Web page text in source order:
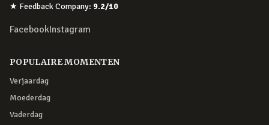
★ Feedback Company: 9.2/10
FacebookInstagram
POPULAIRE MOMENTEN
Verjaardag
Moederdag
Vaderdag